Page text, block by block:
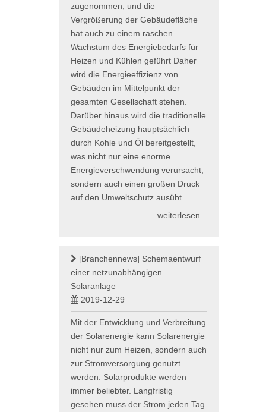
zugenommen, und die
Vergrößerung der Gebäudefläche
hat auch zu einem raschen
Wachstum des Energiebedarfs für
Heizen und Kühlen geführt Daher
wird die Energieeffizienz von
Gebäuden im Mittelpunkt der
gesamten Gesellschaft stehen.
Darüber hinaus wird die traditionelle
Gebäudeheizung hauptsächlich
durch Kohle und Öl bereitgestellt,
was nicht nur eine enorme
Energieverschwendung verursacht,
sondern auch einen großen Druck
auf den Umweltschutz ausübt.
weiterlesen
[Branchennews] Schemaentwurf
einer netzunabhängigen
Solaranlage
2019-12-29
Mit der Entwicklung und Verbreitung
der Solarenergie kann Solarenergie
nicht nur zum Heizen, sondern auch
zur Stromversorgung genutzt
werden. Solarprodukte werden
immer beliebter. Langfristig
gesehen muss der Strom jeden Tag